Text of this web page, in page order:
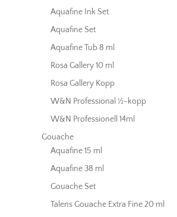
Aquafine Ink Set
Aquafine Set
Aquafine Tub 8 ml
Rosa Gallery 10 ml
Rosa Gallery Kopp
W&N Professional ½-kopp
W&N Professionell 14ml
Gouache
Aquafine 15 ml
Aquafine 38 ml
Gouache Set
Talens Gouache Extra Fine 20 ml